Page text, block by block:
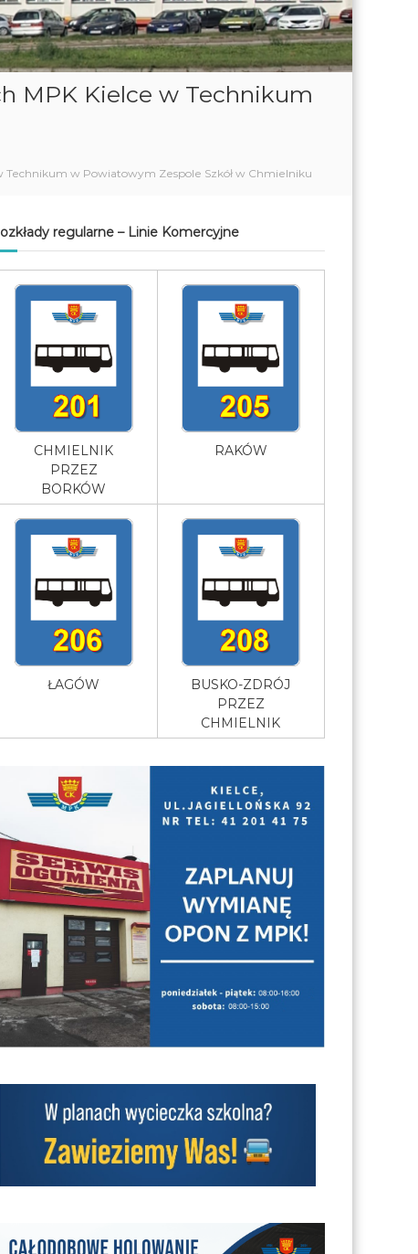
MPK Kielce w Technikum
w Powiatowym Zespole Szkół w Chmielniku
regularne – Linie Komercyjne
CHMIELNIK
PRZEZ
BORKÓW
RAKÓW
ŁAGÓW
BUSKO-ZDRÓJ
PRZEZ
CHMIELNIK